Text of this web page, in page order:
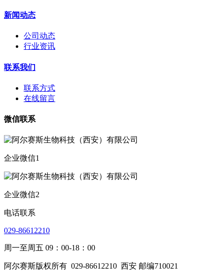
新闻动态
公司动态
行业资讯
联系我们
联系方式
在线留言
微信联系
企业微信1
企业微信2
电话联系
029-86612210
周一至周五 09：00-18：00
阿尔赛斯版权所有 029-86612210 西安 邮编710021